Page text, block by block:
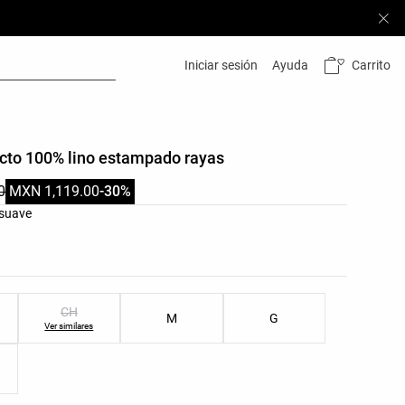
Iniciar sesión Ayuda Carrito
del producto
100% lino estampado rayas
MXN 1,119.00-30%
del producto
CH
Ver similares
M G